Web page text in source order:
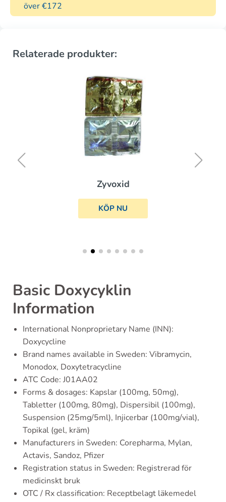
över €172
Relaterade produkter:
Zyvoxid
KÖP NU
Basic Doxycyklin
Information
International Nonproprietary Name (INN):
Doxycycline
Brand names available in Sweden: Vibramycin,
Monodox, Doxytetracycline
ATC Code: J01AA02
Forms & dosages: Kapslar (100mg, 50mg),
Tabletter (100mg, 80mg), Dispersibil (100mg),
Suspension (25mg/5ml), Injicerbar (100mg/vial),
Topikal (gel, kräm)
Manufacturers in Sweden: Corepharma, Mylan,
Actavis, Sandoz, Pfizer
Registration status in Sweden: Registrerad för
medicinskt bruk
OTC / Rx classification: Receptbelagt läkemedel